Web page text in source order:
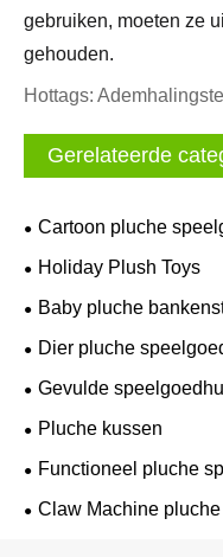
gebruiken, moeten ze
gehouden.
Hottags:
Gerelateerde
Cartoon pluche
Holiday Plush Toys
Baby pluche
Dier pluche
Gevulde
Pluche kussen
Functioneel pluche
Claw Machine